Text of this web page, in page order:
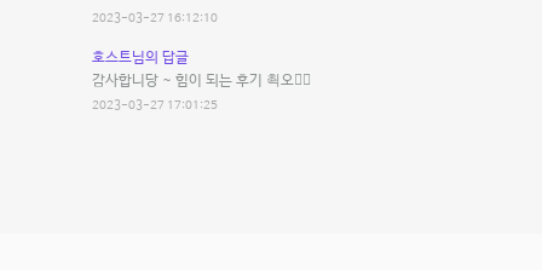
2023-03-27 16:12:10
호스트님의 답글
감사합니당 ~ 힘이 되는 후기 쵝오👍🏻
2023-03-27 17:01:25